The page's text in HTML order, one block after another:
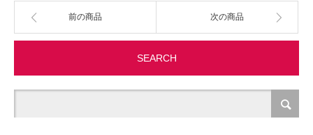
前の商品 次の商品
SEARCH
事務